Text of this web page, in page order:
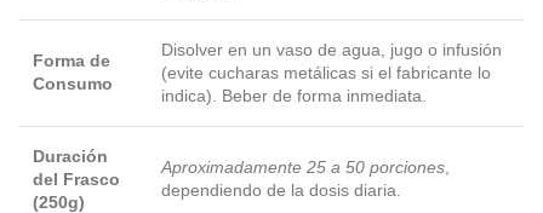
Forma de
Consumo
Disolver en un vaso de agua, jugo o infusión
(evite cucharas metálicas si el fabricante lo
indica). Beber de forma inmediata.
Duración
del Frasco
(250g)
Aproximadamente 25 a 50 porciones
dependiendo de la dosis diaria.